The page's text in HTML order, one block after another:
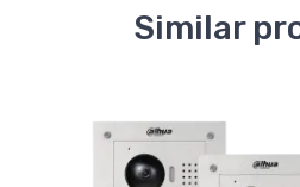
Similar